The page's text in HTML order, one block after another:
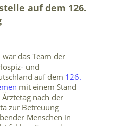
auf dem 126.
das Team der
und
auf dem 126.
mit einem Stand
nach der
zur Betreuung
Menschen in